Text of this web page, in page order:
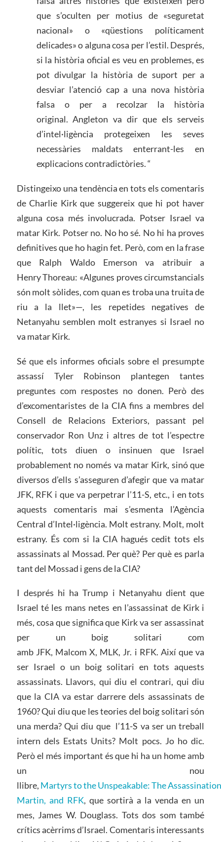
que s’oculten per motius de «seguretat
nacional» o «qüestions políticament
delicades» o alguna cosa per l’estil. Després,
si la història oficial es veu en problemes, es
pot divulgar la història de suport per a
desviar l’atenció cap a una nova història
falsa o per a recolzar la història
original. Angleton va dir que els serveis
d’intel·ligència protegeixen les seves
necessàries maldats enterrant-les en
explicacions contradictòries. “
Distingeixo una tendència en tots els comentaris
de Charlie Kirk que suggereix que hi pot haver
alguna cosa més involucrada. Potser Israel va
matar Kirk. Potser no. No ho sé. No hi ha proves
definitives que ho hagin fet. Però, com en la frase
que Ralph Waldo Emerson va atribuir a
Henry Thoreau: «Algunes proves circumstancials
són molt sòlides, com quan es troba una truita de
riu a la llet»—, les repetides negatives de
Netanyahu semblen molt estranyes si Israel no
va matar Kirk.
Sé que els informes oficials sobre el presumpte
assassí Tyler Robinson plantegen tantes
preguntes com respostes no donen. Però des
d’excomentaristes de la CIA fins a membres del
Consell de Relacions Exteriors, passant pel
conservador Ron Unz i altres de tot l’espectre
polític, tots diuen o insinuen que Israel
probablement no només va matar Kirk, sinó que
diversos d’ells s’asseguren d’afegir que va matar
JFK, RFK i que va perpetrar l’11-S, etc., i en tots
aquests comentaris mai s’esmenta l’Agència
Central d’Intel·ligència. Molt estrany. Molt, molt
estrany. És com si la CIA hagués cedit tots els
assassinats al Mossad. Per què? Per què es parla
tant del Mossad i gens de la CIA?
I després hi ha Trump i Netanyahu dient que
Israel té les mans netes en l’assassinat de Kirk i
més, cosa que significa que Kirk va ser assassinat
per un boig solitari com
amb JFK, Malcom X, MLK, Jr. i RFK. Així que va
ser Israel o un boig solitari en tots aquests
assassinats. Llavors, qui diu el contrari, qui diu
que la CIA va estar darrere dels assassinats de
1960? Qui diu que les teories del boig solitari són
una merda? Qui diu que l’11-S va ser un treball
intern dels Estats Units? Molt pocs. Jo ho dic.
Però el més important és que hi ha un home amb
un nou
llibre, Martyrs to the Unspeakable: The
Martin, and RFK, que sortirà a la venda en un
mes, James W. Douglass. Tots dos som també
crítics acèrrims d’Israel. Comentaris interessants